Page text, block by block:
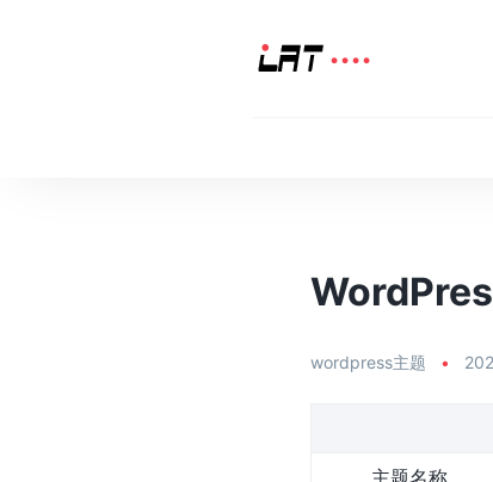
wordpress主题 •
主题名称